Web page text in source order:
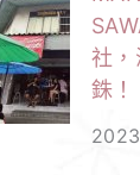
社
銖！